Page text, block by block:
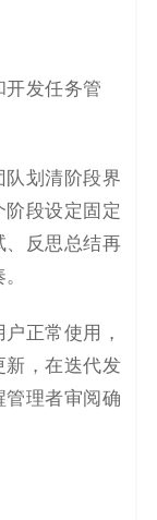
开发任务管
队划清阶段界
阶段设定固定
、反思总结再
正常使用，
新，在迭代发
管理者审阅确